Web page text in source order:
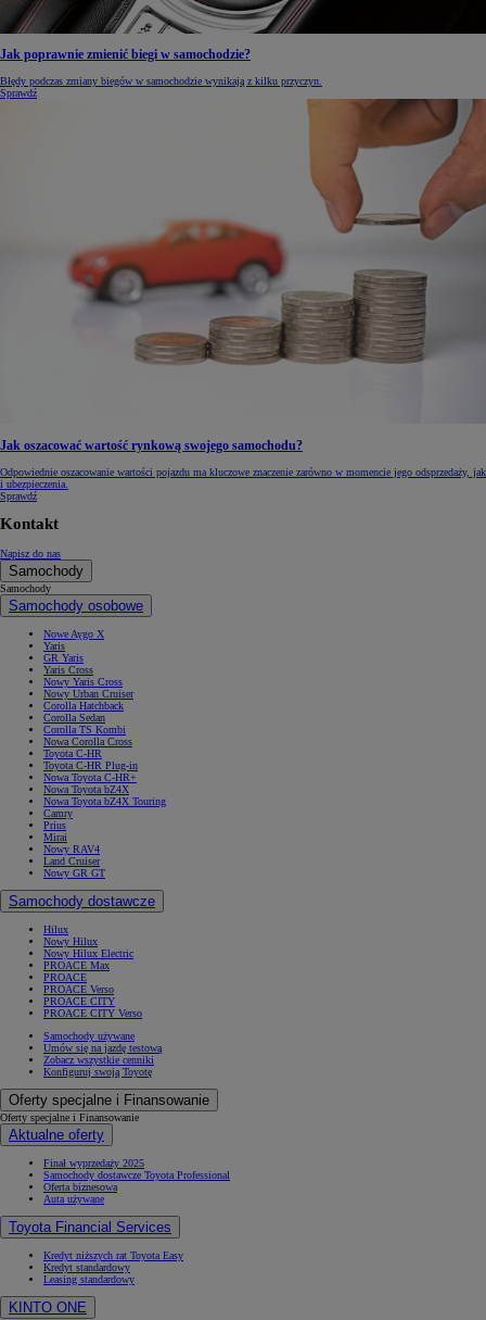
Jak poprawnie zmienić biegi w samochodzie?
Błędy podczas zmiany biegów w samochodzie wynikają z kilku przyczyn.
Sprawdź
Jak oszacować wartość rynkową swojego samochodu?
Odpowiednie oszacowanie wartości pojazdu ma kluczowe znaczenie zarówno w momencie jego odsprzedaży, jak
i ubezpieczenia.
Sprawdź
Kontakt
Napisz do nas
Samochody
Samochody
Samochody osobowe
Nowe Aygo X
Yaris
GR Yaris
Yaris Cross
Nowy Yaris Cross
Nowy Urban Cruiser
Corolla Hatchback
Corolla Sedan
Corolla TS Kombi
Nowa Corolla Cross
Toyota C-HR
Toyota C-HR Plug-in
Nowa Toyota C-HR+
Nowa Toyota bZ4X
Nowa Toyota bZ4X Touring
Camry
Prius
Mirai
Nowy RAV4
Land Cruiser
Nowy GR GT
Samochody dostawcze
Hilux
Nowy Hilux
Nowy Hilux Electric
PROACE Max
PROACE
PROACE Verso
PROACE CITY
PROACE CITY Verso
Samochody używane
Umów się na jazdę testową
Zobacz wszystkie cenniki
Konfiguruj swoją Toyotę
Oferty specjalne i Finansowanie
Oferty specjalne i Finansowanie
Aktualne oferty
Finał wyprzedaży 2025
Samochody dostawcze Toyota Professional
Oferta biznesowa
Auta używane
Toyota Financial Services
Kredyt niższych rat Toyota Easy
Kredyt standardowy
Leasing standardowy
KINTO ONE